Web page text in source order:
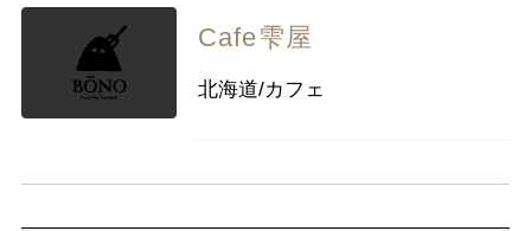
Cafe雫屋
北海道/カフェ